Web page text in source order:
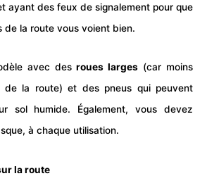
ayant des feux de signalement pour que
de la route vous voient bien.
avec des roues larges (car moins
de la route) et des pneus qui peuvent
sol humide. Également, vous devez
, à chaque utilisation.
la route